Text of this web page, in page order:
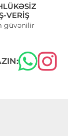
VERIŞ
güvənilir